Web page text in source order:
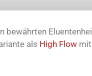
bewährten
als High Flow